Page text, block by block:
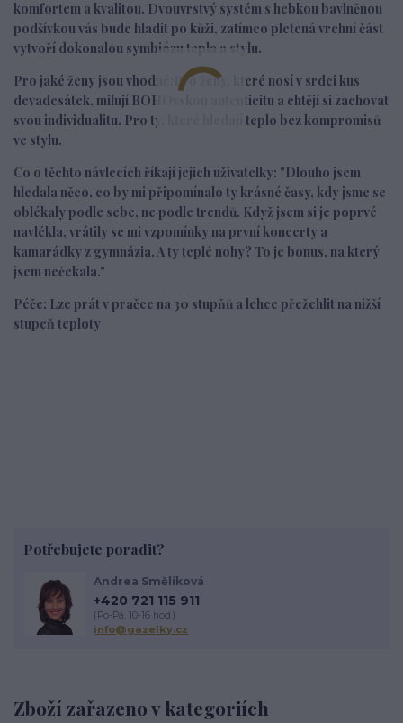
komfortem a kvalitou. Dvouvrstvý systém s hebkou bavlněnou
podšívkou vás bude hladit po kůži, zatímco pletená vrchní část
vytvoří dokonalou symbiózu tepla a stylu.
Pro jaké ženy jsou vhodné:
Pro ženy, které nosí v srdci kus
devadesátek, milují BOHOvskou autenticitu a chtějí si zachovat
svou individualitu. Pro ty, které hledají teplo bez kompromisů
ve stylu.
Co o těchto návlecích říkají jejich uživatelky: "Dlouho jsem
hledala něco, co by mi připomínalo ty krásné časy, kdy jsme se
oblékaly podle sebe, ne podle trendů. Když jsem si je poprvé
navlékla, vrátily se mi vzpomínky na první koncerty a
kamarádky z gymnázia. A ty teplé nohy? To je bonus, na který
jsem nečekala."
Péče: Lze prát v pračce na 30 stupňů a lehce přežehlit na nižší
stupeň teploty
Zboží zařazeno v kategoriích
Potřebujete poradit?
Andrea Smělíková
+420 721 115 911
(Po-Pá, 10-16 hod.)
info@gazelky.cz